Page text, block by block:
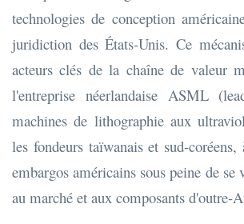
technologies de conception
juridiction des États-Unis. Ce
acteurs clés de la chaîne de valeur
l'entreprise néerlandaise ASML
machines de lithographie aux
les fondeurs taïwanais et sud-
embargos américains sous peine de se
au marché et aux composants d'outre-